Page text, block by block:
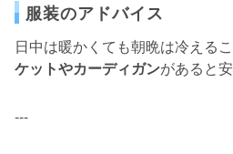
服装のアドバイス
日中は暖かくても朝晩は冷えるこ
ケットやカーディガンがあると安
---